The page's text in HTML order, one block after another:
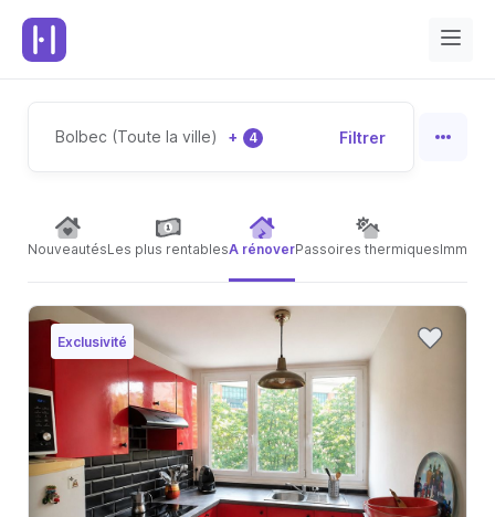
Bolbec (Toute la ville) + 4 Filtrer
NouveautésLes plus rentablesA rénoverPassoires thermiques
Exclusivité